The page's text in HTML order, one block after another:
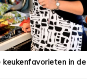
keukenfavorieten in